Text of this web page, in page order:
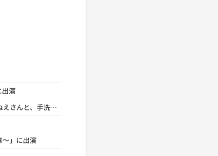
出演
福田 博之 ACジャパン「日本食品衛生協会／あつこおねえさんと、手洗いいちまんじゃく♪」に出演
～」に出演